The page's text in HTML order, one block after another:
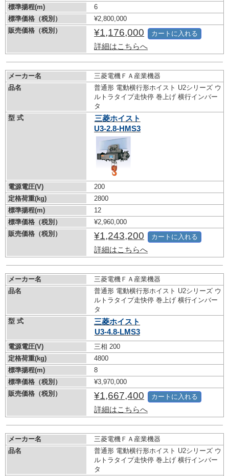
標準揚程(m)
6
標準価格（税別）
¥2,800,000
販売価格（税別）
¥1,176,000
詳細はこちらへ
カートに入れる
メーカー名
三菱電機ＦＡ産業機器
品名
普通形 電動横行形ホイスト U2シリーズ ウ
ルトラタイプ走快停 巻上げ 横行インバー
タ
型 式
三菱ホイスト
U3-2.8-HMS3
電源電圧(V)
200
定格荷重(kg)
2800
標準揚程(m)
12
標準価格（税別）
¥2,960,000
販売価格（税別）
¥1,243,200
詳細はこちらへ
カートに入れる
メーカー名
三菱電機ＦＡ産業機器
品名
普通形 電動横行形ホイスト U2シリーズ ウ
ルトラタイプ走快停 巻上げ 横行インバー
タ
型 式
三菱ホイスト
U3-4.8-LMS3
電源電圧(V)
三相 200
定格荷重(kg)
4800
標準揚程(m)
8
標準価格（税別）
¥3,970,000
販売価格（税別）
¥1,667,400
詳細はこちらへ
カートに入れる
メーカー名
三菱電機ＦＡ産業機器
品名
普通形 電動横行形ホイスト U2シリーズ ウ
ルトラタイプ走快停 巻上げ 横行インバー
タ